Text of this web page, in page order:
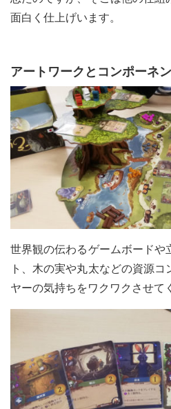
面白く仕上げいます。
アートワークとコンポーネ
世界観の伝わるゲームボードや
ト、木の実や丸太などの資源
ヤーの気持ちをワクワクさせて